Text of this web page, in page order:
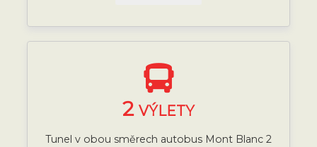
2 VÝLETY
Tunel v obou směrech autobus Mont Blanc 2